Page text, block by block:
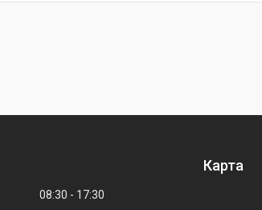
08:30
17:30
Карта